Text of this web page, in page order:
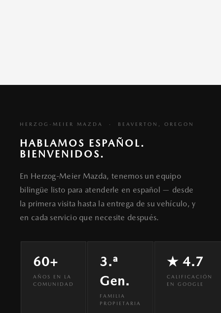
HERZOG-MEIER MAZDA · BEAVERTON, OREGON
HABLAMOS ESPAÑOL.
BIENVENIDOS.
En Herzog-Meier Mazda, tenemos un equipo
bilingüe listo para atenderle en español — desde
la primera visita hasta la entrega de su vehículo, y
en cada servicio que necesite después.
60+
AÑOS EN LA
COMUNIDAD
3.ª
Gen.
FAMILIA
PROPIETARIA
★ 4.7
CALIFICACIÓN
EN GOOGLE